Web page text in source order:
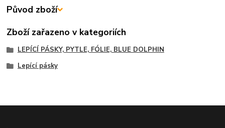
Původ zboží
Zboží zařazeno v kategoriích
LEPÍCÍ PÁSKY, PYTLE, FÓLIE, BLUE DOLPHIN
Lepící pásky